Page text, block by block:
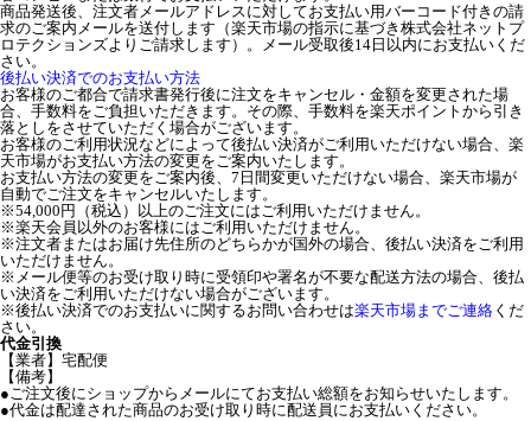
商品発送後、注文者メールアドレスに対してお支払い用バーコード付きの請
求のご案内メールを送付します（楽天市場の指示に基づき株式会社ネットプ
ロテクションズよりご請求します）。メール受取後14日以内にお支払いくだ
さい。
後払い決済でのお支払い方法
お客様のご都合で請求書発行後に注文をキャンセル・金額を変更された場
合、手数料をご負担いただきます。その際、手数料を楽天ポイントから引き
落としをさせていただく場合がございます。
お客様のご利用状況などによって後払い決済がご利用いただけない場合、楽
天市場がお支払い方法の変更をご案内いたします。
お支払い方法の変更をご案内後、7日間変更いただけない場合、楽天市場が
自動でご注文をキャンセルいたします。
※54,000円（税込）以上のご注文にはご利用いただけません。
※楽天会員以外のお客様にはご利用いただけません。
※注文者またはお届け先住所のどちらかが国外の場合、後払い決済をご利用
いただけません。
※メール便等のお受け取り時に受領印や署名が不要な配送方法の場合、後払
い決済をご利用いただけない場合がございます。
※後払い決済でのお支払いに関するお問い合わせは楽天市場までご連絡 くだ
さい。
代金引換
【業者】宅配便
【備考】
●ご注文後にショップからメールにてお支払い総額をお知らせいたします。
●代金は配達された商品のお受け取り時に配送員にお支払いください。